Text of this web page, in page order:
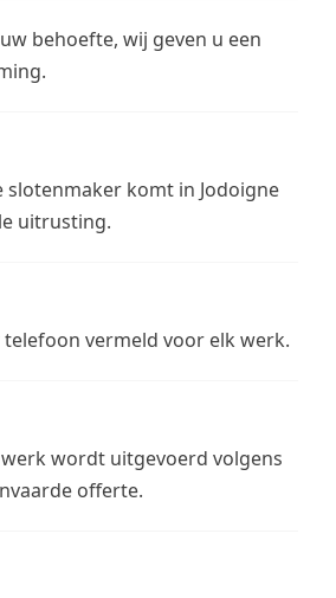
behoefte, wij geven u een
slotenmaker komt in Jodoigne
uitrusting.
telefoon vermeld voor elk werk.
wordt uitgevoerd volgens
offerte.